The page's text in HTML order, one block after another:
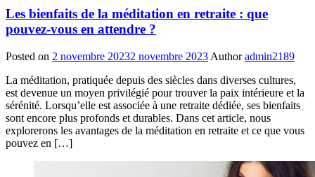
Les bienfaits de la méditation en retraite : que
pouvez-vous en attendre ?
Posted on 2 novembre 20232 novembre 2023 Author admin2189
La méditation, pratiquée depuis des siècles dans diverses cultures,
est devenue un moyen privilégié pour trouver la paix intérieure et la
sérénité. Lorsqu’elle est associée à une retraite dédiée, ses bienfaits
sont encore plus profonds et durables. Dans cet article, nous
explorerons les avantages de la méditation en retraite et ce que vous
pouvez en […]